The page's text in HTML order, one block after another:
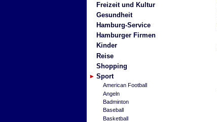
Freizeit und Kultur
Gesundheit
Hamburg-Service
Hamburger Firmen
Kinder
Reise
Shopping
Sport
American Football
Angeln
Badminton
Baseball
Basketball